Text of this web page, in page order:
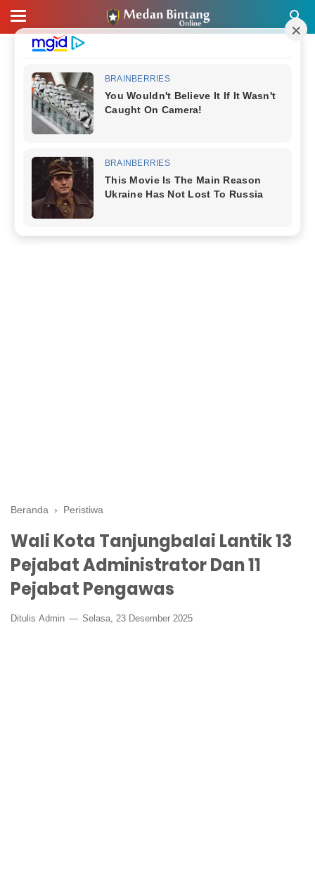
Beranda › Peristiwa
Wali Kota Tanjungbalai Lantik 13
Pejabat Administrator Dan 11
Pejabat Pengawas
Ditulis Admin Selasa, 23 Desember 2025